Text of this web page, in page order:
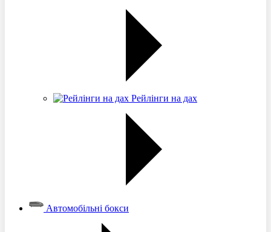
Рейлінги на дах
Автомобільні бокси